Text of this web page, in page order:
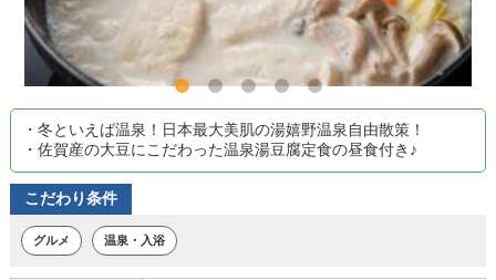
・冬といえば温泉！日本最大美肌の湯嬉野温泉自由散策！
・佐賀産の大豆にこだわった温泉湯豆腐定食の昼食付き♪
こだわり条件
グルメ 温泉・入浴